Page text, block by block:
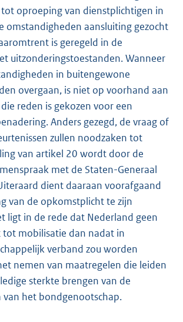
oproeping van dienstplichtigen in
omstandigheden aansluiting gezocht
is geregeld in de
uitzonderingstoestanden. Wanneer
in buitengewone
overgaan, is niet op voorhand aan
reden is gekozen voor een
Anders gezegd, de vraag of
zullen noodzaken tot
van artikel 20 wordt door de
met de Staten-Generaal
dient daaraan voorafgaand
van de opkomstplicht te zijn
ligt in de rede dat Nederland geen
tot mobilisatie dan nadat in
verband zou worden
nemen van maatregelen die leiden
sterkte brengen van de
het bondgenootschap.